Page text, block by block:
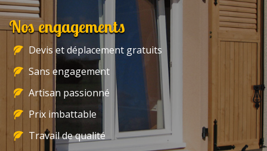
Nos engagements
Devis et déplacement gratuits
Sans engagement
Artisan passionné
Prix imbattable
Travail de qualité